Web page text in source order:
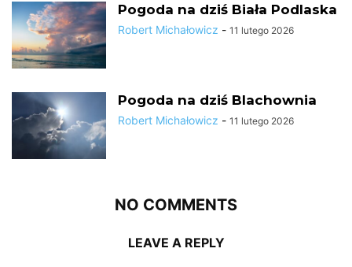
Pogoda na dziś Biała Podlaska
Robert Michałowicz - 11 lutego 2026
Pogoda na dziś Blachownia
Robert Michałowicz - 11 lutego 2026
NO COMMENTS
LEAVE A REPLY